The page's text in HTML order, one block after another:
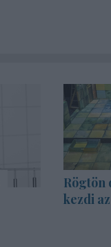
kezdi